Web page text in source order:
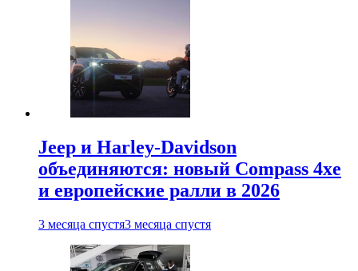
Jeep и Harley-Davidson
объединяются: новый Compass 4xe
и европейские ралли в 2026
3 месяца спустя3 месяца спустя